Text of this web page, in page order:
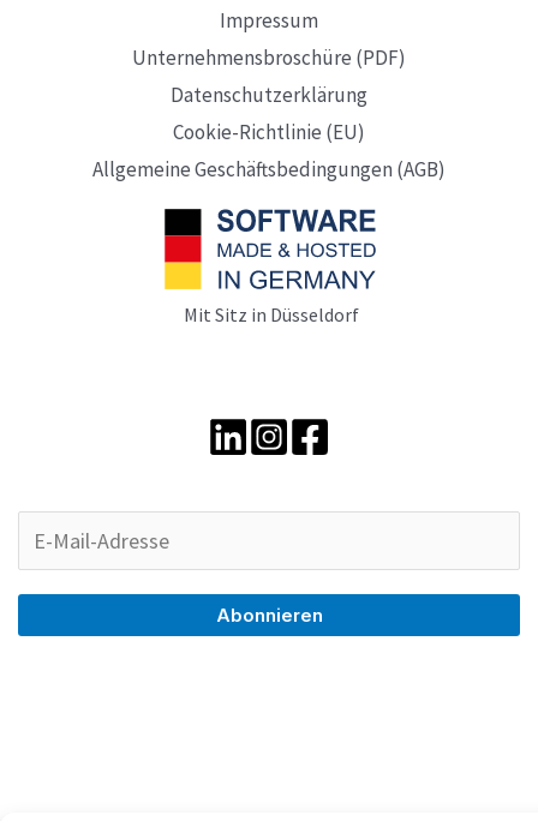
Impressum
Unternehmensbroschüre (PDF)
Datenschutzerklärung
Cookie-Richtlinie (EU)
Allgemeine Geschäftsbedingungen (AGB)
Mit Sitz in Düsseldorf
Abonnieren